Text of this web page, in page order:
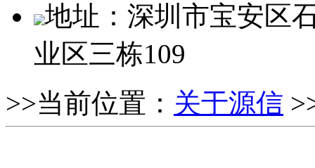
地址：深圳市宝安区
业区三栋109
>>当前位置： 关于源信